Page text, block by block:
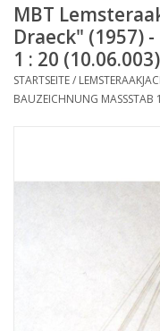
Holzbau
Landschaft
Neue Zeichnungen
NEUE ZEITSCHRIFTEN
MBT
Draeck" (1957)
1 : 20 (10.06.003)
STARTSEITE/
BAUZEICHNUNG MASSSTAB